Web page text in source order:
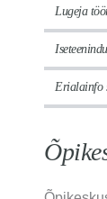
Lugeja
Erialainfo